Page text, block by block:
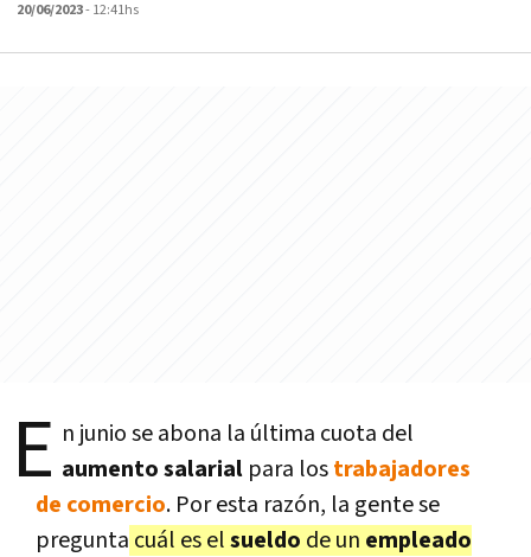
20/06/2023- 12:41hs
E n junio se abona la última cuota del
aumento salarial para lostrabajadores
de comercio. Por esta razón, la gente se
pregunta cuál es elsueldo de un empleado